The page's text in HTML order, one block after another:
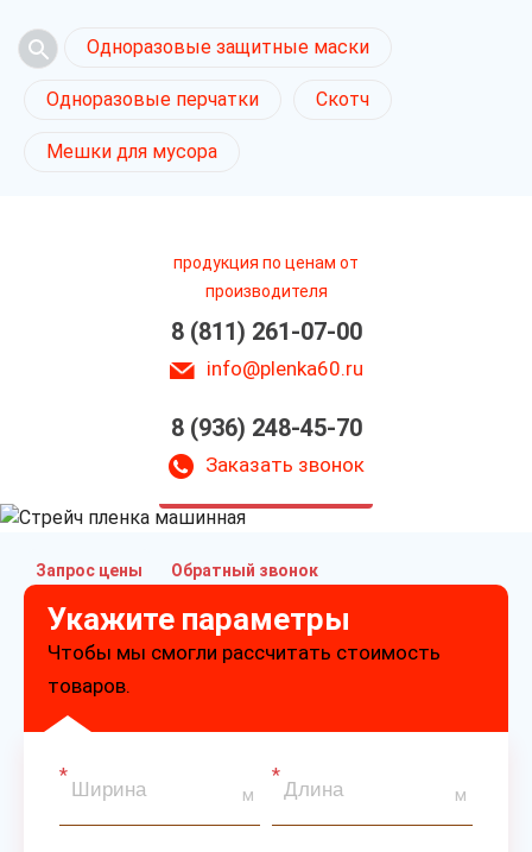
Одноразовые защитные маски
Одноразовые перчатки Скотч
Мешки для мусора
продукция по ценам от
производителя
8 (811) 261-07-00
info@plenka60.ru
8 (936) 248-45-70
Заказать звонок
Стрейч пленка
машинная в Пскове
Запрос цены Обратный звонок
Укажите параметры
Чтобы мы смогли рассчитать стоимость
товаров.
м м